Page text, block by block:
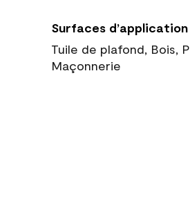
Surfaces
Tuile de plafond, Bois,
Maçonnerie